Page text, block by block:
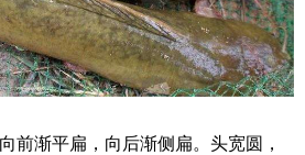
前渐平扁，向后渐侧扁。头宽圆，